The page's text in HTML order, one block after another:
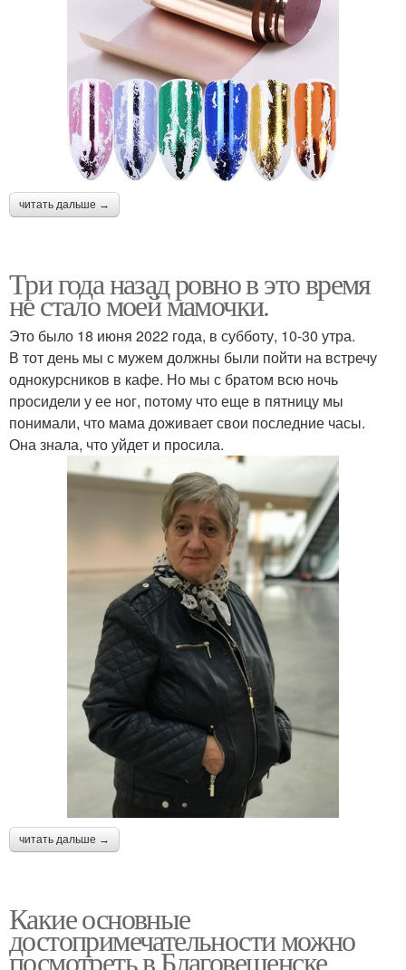
читать дальше →
Три года назад ровно в это время
не стало моей мамочки.
Это было 18 июня 2022 года, в субботу, 10-30 утра.
В тот день мы с мужем должны были пойти на встречу
однокурсников в кафе. Но мы с братом всю ночь
просидели у ее ног, потому что еще в пятницу мы
понимали, что мама доживает свои последние часы.
Она знала, что уйдет и просила.
читать дальше →
Какие основные
достопримечательности можно
посмотреть в Благовещенске